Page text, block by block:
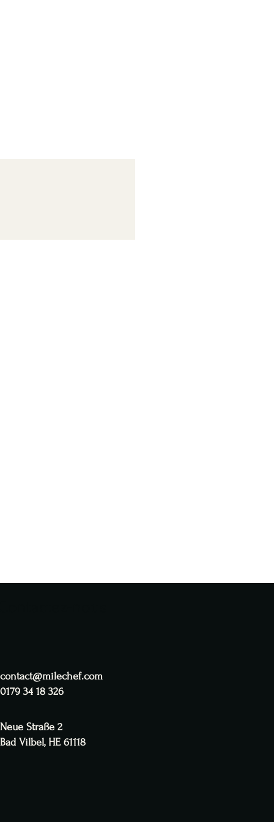
contact@milechef.com
0179 34 18 326
Neue Straße 2
Bad Vilbel, HE 61118